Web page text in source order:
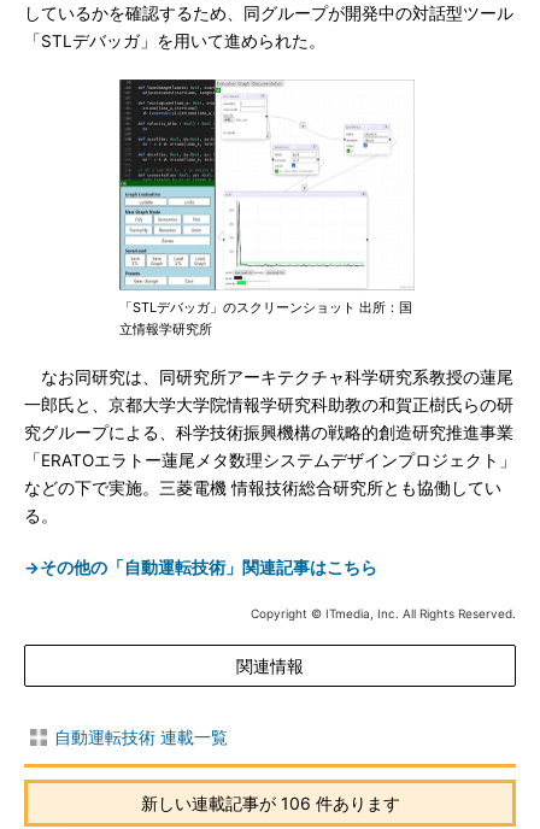
しているかを確認するため、同グループが開発中の対話型ツール
「STLデバッガ」を用いて進められた。
「STLデバッガ」のスクリーンショット 出所：国
立情報学研究所
なお同研究は、同研究所アーキテクチャ科学研究系教授の蓮尾
一郎氏と、京都大学大学院情報学研究科助教の和賀正樹氏らの研
究グループによる、科学技術振興機構の戦略的創造研究推進事業
「ERATOエラトー蓮尾メタ数理システムデザインプロジェクト」
などの下で実施。三菱電機 情報技術総合研究所とも協働してい
る。
→その他の「自動運転技術」関連記事はこちら
Copyright © ITmedia, Inc. All Rights Reserved.
関連情報
自動運転技術 連載一覧
新しい連載記事が 106 件あります